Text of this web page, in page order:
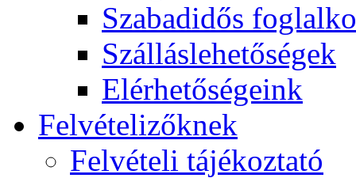
Szabadidős
Szálláslehetőségek
Elérhetőségeink
Felvételizőknek
Felvételi tájékoztató